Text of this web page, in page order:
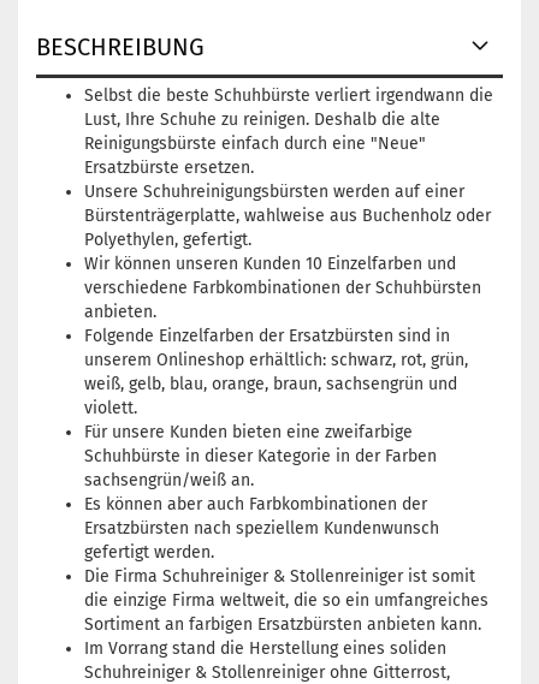
BESCHREIBUNG
Selbst die beste Schuhbürste verliert irgendwann die
Lust, Ihre Schuhe zu reinigen. Deshalb die alte
Reinigungsbürste einfach durch eine "Neue"
Ersatzbürste ersetzen.
Unsere Schuhreinigungsbürsten werden auf einer
Bürstenträgerplatte, wahlweise aus Buchenholz oder
Polyethylen, gefertigt.
Wir können unseren Kunden 10 Einzelfarben und
verschiedene Farbkombinationen der Schuhbürsten
anbieten.
Folgende Einzelfarben der Ersatzbürsten sind in
unserem Onlineshop erhältlich: schwarz, rot, grün,
weiß, gelb, blau, orange, braun, sachsengrün und
violett.
Für unsere Kunden bieten eine zweifarbige
Schuhbürste in dieser Kategorie in der Farben
sachsengrün/weiß an.
Es können aber auch Farbkombinationen der
Ersatzbürsten nach speziellem Kundenwunsch
gefertigt werden.
Die Firma Schuhreiniger & Stollenreiniger ist somit
die einzige Firma weltweit, die so ein umfangreiches
Sortiment an farbigen Ersatzbürsten anbieten kann.
Im Vorrang stand die Herstellung eines soliden
Schuhreiniger & Stollenreiniger ohne Gitterrost,